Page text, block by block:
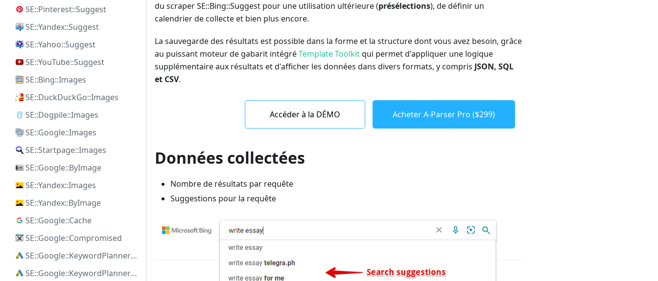
SE::Pinterest::Suggest
SE::Yandex::Suggest
SE::Yahoo::Suggest
SE::YouTube::Suggest
SE::Bing::Images
SE::DuckDuckGo::Images
SE::Dogpile::Images
SE::Google::Images
SE::Startpage::Images
SE::Google::ByImage
SE::Yandex::Images
SE::Yandex::ByImage
SE::Google::Cache
SE::Google::Compromised
SE::Google::KeywordPlanner::Ideas
SE::Google::KeywordPlanner::SearchVolume
du scraper SE::Bing::Suggest pour une utilisation ultérieure (présélections), de définir un
calendrier de collecte et bien plus encore.
La sauvegarde des résultats est possible dans la forme et la structure dont vous avez besoin, grâce
au puissant moteur de gabarit intégréTemplate Toolkitqui permet d'appliquer une logique
supplémentaire aux résultats et d'afficher les données dans divers formats, y compris JSON, SQL
et CSV.
Accéder à la DÉMO Acheter A-Parser Pro ($299)
Données collectées
Nombre de résultats par requête
Suggestions pour la requête